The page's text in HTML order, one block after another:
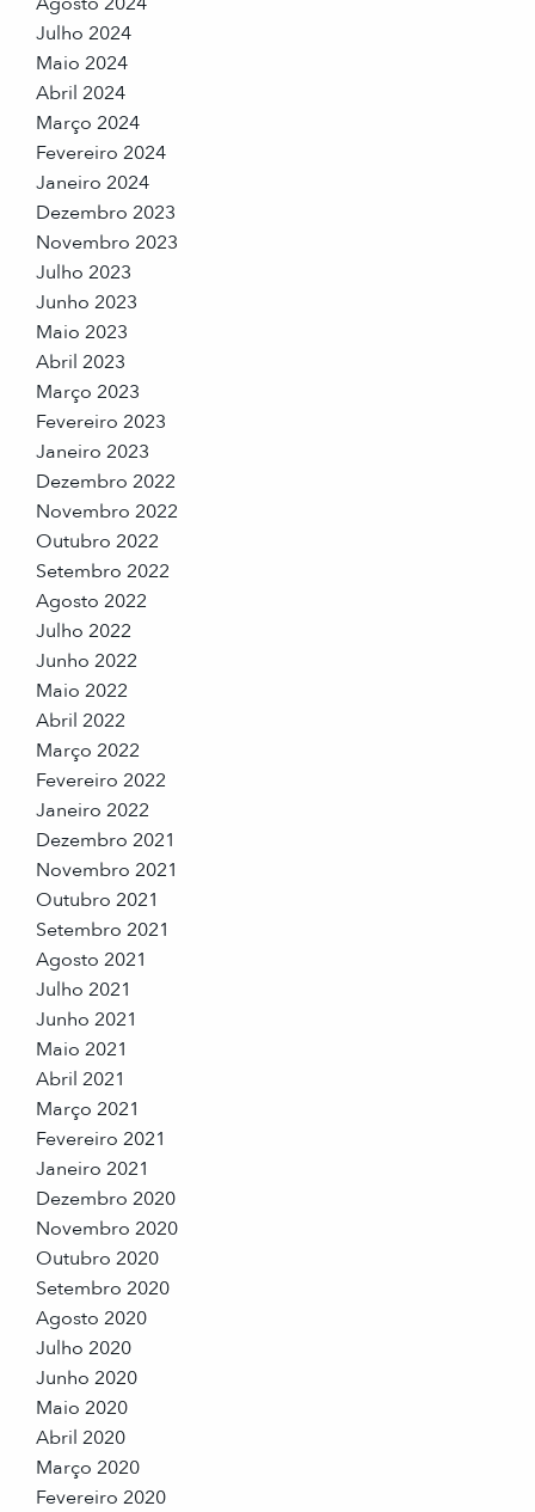
Julho 2024
Maio 2024
Abril 2024
Março 2024
Fevereiro 2024
Janeiro 2024
Dezembro 2023
Novembro 2023
Julho 2023
Junho 2023
Maio 2023
Abril 2023
Março 2023
Fevereiro 2023
Janeiro 2023
Dezembro 2022
Novembro 2022
Outubro 2022
Setembro 2022
Agosto 2022
Julho 2022
Junho 2022
Maio 2022
Abril 2022
Março 2022
Fevereiro 2022
Janeiro 2022
Dezembro 2021
Novembro 2021
Outubro 2021
Setembro 2021
Agosto 2021
Julho 2021
Junho 2021
Maio 2021
Abril 2021
Março 2021
Fevereiro 2021
Janeiro 2021
Dezembro 2020
Novembro 2020
Outubro 2020
Setembro 2020
Agosto 2020
Julho 2020
Junho 2020
Maio 2020
Abril 2020
Março 2020
Fevereiro 2020